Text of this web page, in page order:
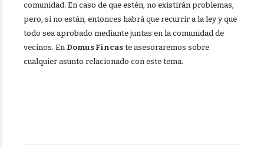
comunidad. En caso de que estén, no existirán problemas,
pero, si no están, entonces habrá que recurrir a la ley y que
todo sea aprobado mediante juntas en la comunidad de
vecinos. En Domus Fincas te asesoraremos sobre
cualquier asunto relacionado con este tema.